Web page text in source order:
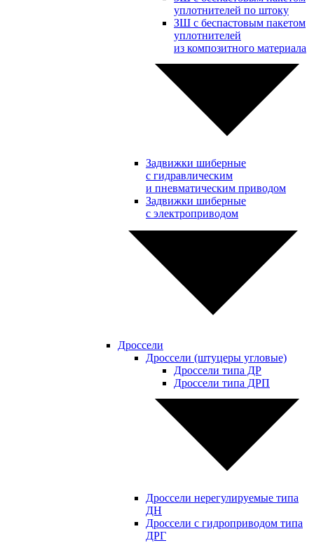
уплотнителей по штоку
ЗШ с беспастовым пакетом
уплотнителей
из композитного материала
Задвижки шиберные
с гидравлическим
и пневматическим приводом
Задвижки шиберные
с электроприводом
Дроссели
Дроссели (штуцеры угловые)
Дроссели типа ДР
Дроссели типа ДРП
Дроссели нерегулируемые типа
ДН
Дроссели с гидроприводом типа
ДРГ